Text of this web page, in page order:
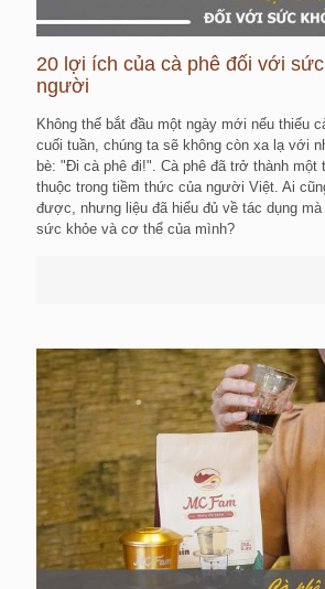
20 lợi ích của cà phê đối với
người
Không thế bắt đầu một ngày mới nếu thiếu
cuối tuần, chúng ta sẽ không còn xa lạ với
bè: "Đi cà phê đi!". Cà phê đã trở thành một
thuộc trong tiềm thức của người Việt. Ai
được, nhưng liệu đã hiểu đủ về tác dụng
sức khỏe và cơ thể của mình?